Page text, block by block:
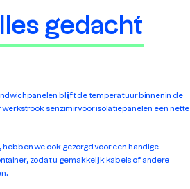
gedacht
blijft de temperatuur binnenin de
senzimir voor isolatiepanelen een nette
hebben we ook gezorgd voor een handige
zodat u gemakkelijk kabels of andere